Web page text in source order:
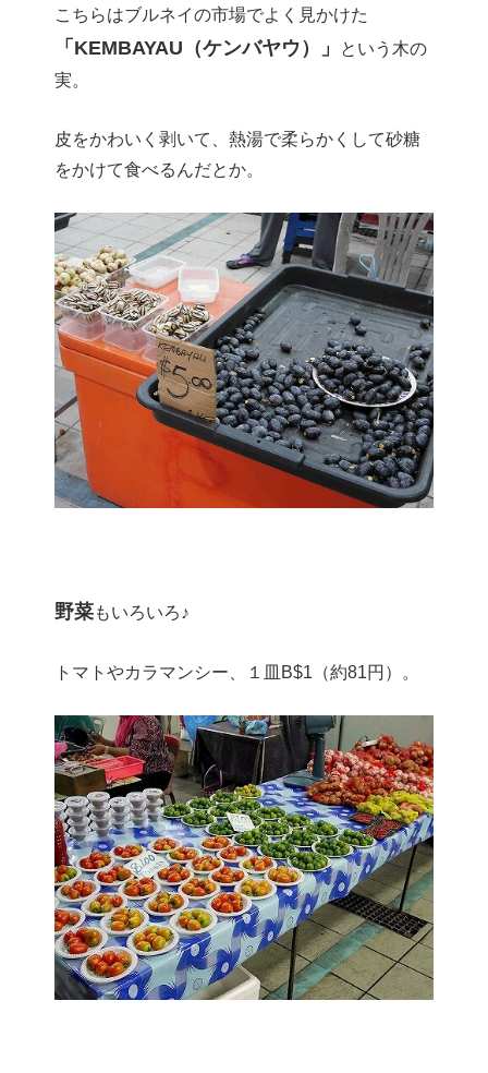
こちらはブルネイの市場でよく見かけた
「KEMBAYAU（ケンバヤウ）」
という木の
実。
皮をかわいく剥いて、熱湯で柔らかくして砂糖
をかけて食べるんだとか。
野菜もいろいろ♪
トマトやカラマンシー、１皿B$1（約81円）。